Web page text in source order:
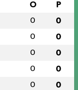
O P
0 0
0 0
0 0
0 0
0 0